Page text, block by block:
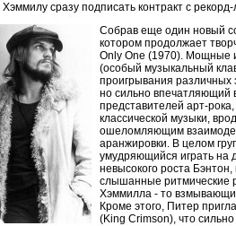
сразу подписать контракт с рекорд-
Собрав еще один новый
котором продолжает
Only One (1970). Мощные
(особый музыкальный
проигрывания различных
но сильно впечатляющий
представителей арт-
классической музыки,
ошеломляющим
аранжировки. В целом
умудряющийся играть на
невысокого роста
слышанные ритмические
Хэммилла - то
Кроме этого, Питер
(King Crimson), что